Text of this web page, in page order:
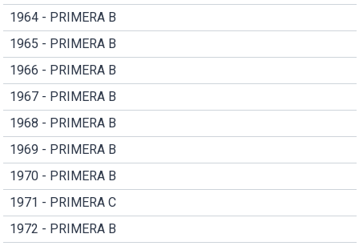
1964 - PRIMERA B
1965 - PRIMERA B
1966 - PRIMERA B
1967 - PRIMERA B
1968 - PRIMERA B
1969 - PRIMERA B
1970 - PRIMERA B
1971 - PRIMERA C
1972 - PRIMERA B